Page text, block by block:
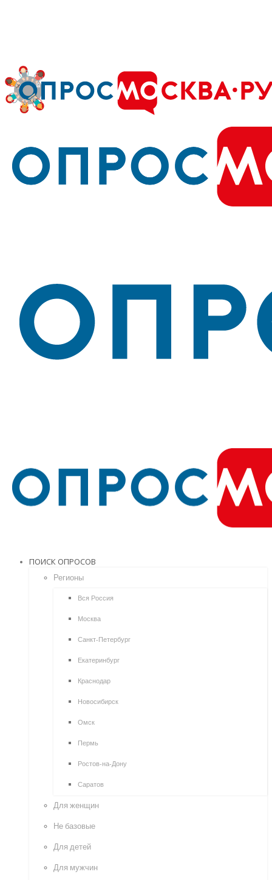
ПОИСК ОПРОСОВ
Регионы
Вся Россия
Москва
Санкт-Петербург
Екатеринбург
Краснодар
Новосибирск
Омск
Пермь
Ростов-на-Дону
Саратов
Для женщин
Не базовые
Для детей
Для мужчин